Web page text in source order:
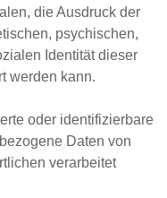
die Ausdruck der
psychischen,
Identität dieser
werden kann.
oder identifizierbare
Daten von
verarbeitet